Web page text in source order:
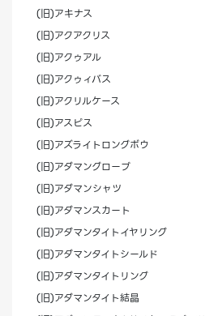
(旧)アキナス
(旧)アクアクリス
(旧)アクゥアル
(旧)アクゥィバス
(旧)アクリルケース
(旧)アスピス
(旧)アズライトロングボウ
(旧)アダマングローブ
(旧)アダマンシャツ
(旧)アダマンスカート
(旧)アダマンタイトイヤリング
(旧)アダマンタイトシールド
(旧)アダマンタイトリング
(旧)アダマンタイト結晶